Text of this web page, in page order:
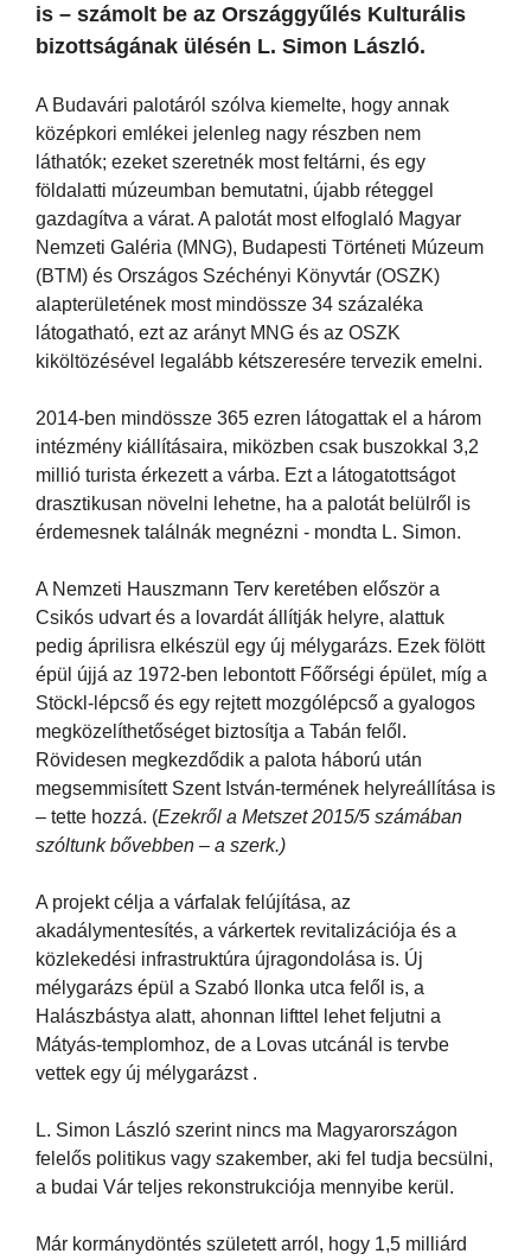
is – számolt be az Országgyűlés Kulturális
bizottságának ülésén L. Simon László.
A Budavári palotáról szólva kiemelte, hogy annak
középkori emlékei jelenleg nagy részben nem
láthatók; ezeket szeretnék most feltárni, és egy
földalatti múzeumban bemutatni, újabb réteggel
gazdagítva a várat. A palotát most elfoglaló Magyar
Nemzeti Galéria (MNG), Budapesti Történeti Múzeum
(BTM) és Országos Széchényi Könyvtár (OSZK)
alapterületének most mindössze 34 százaléka
látogatható, ezt az arányt MNG és az OSZK
kiköltözésével legalább kétszeresére tervezik emelni.
2014-ben mindössze 365 ezren látogattak el a három
intézmény kiállításaira, miközben csak buszokkal 3,2
millió turista érkezett a várba. Ezt a látogatottságot
drasztikusan növelni lehetne, ha a palotát belülről is
érdemesnek találnák megnézni - mondta L. Simon.
A Nemzeti Hauszmann Terv keretében először a
Csikós udvart és a lovardát állítják helyre, alattuk
pedig áprilisra elkészül egy új mélygarázs. Ezek fölött
épül újjá az 1972-ben lebontott Főőrségi épület, míg a
Stöckl-lépcső és egy rejtett mozgólépcső a gyalogos
megközelíthetőséget biztosítja a Tabán felől.
Rövidesen megkezdődik a palota háború után
megsemmisített Szent István-termének helyreállítása is
– tette hozzá. (Ezekről a Metszet 2015/5 számában
szóltunk bővebben – a szerk.)
A projekt célja a várfalak felújítása, az
akadálymentesítés, a várkertek revitalizációja és a
közlekedési infrastruktúra újragondolása is. Új
mélygarázs épül a Szabó Ilonka utca felől is, a
Halászbástya alatt, ahonnan lifttel lehet feljutni a
Mátyás-templomhoz, de a Lovas utcánál is tervbe
vettek egy új mélygarázst .
L. Simon László szerint nincs ma Magyarországon
felelős politikus vagy szakember, aki fel tudja becsülni,
a budai Vár teljes rekonstrukciója mennyibe kerül.
Már kormánydöntés született arról, hogy 1,5 milliárd